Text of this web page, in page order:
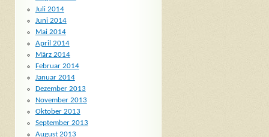
Juli 2014
Juni 2014
Mai 2014
April 2014
März 2014
Februar 2014
Januar 2014
Dezember 2013
November 2013
Oktober 2013
September 2013
August 2013